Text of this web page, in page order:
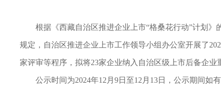
根据《西藏自治区推进企业上市“格桑花行动”计划
规定，自治区推进企业上市工作领导小组办公室开展了
家评审等程序，拟将23家企业纳入自治区级上市后备企
公示时间为2024年12月9日至12月13日，公示期间